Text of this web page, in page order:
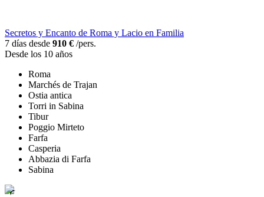
Secretos y Encanto de Roma y Lacio en Familia
7 días desde 910 € /pers.
Desde los 10 años
Roma
Marchés de Trajan
Ostia antica
Torri in Sabina
Tibur
Poggio Mirteto
Farfa
Casperia
Abbazia di Farfa
Sabina